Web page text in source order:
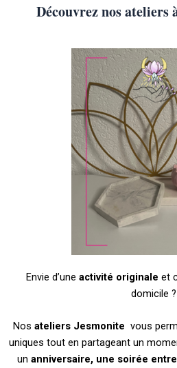
Découvrez nos ateliers
Envie d’une activité originale et
domicile ?
Nos ateliers Jesmonite vous
uniques tout en partageant un
un anniversaire, une soirée